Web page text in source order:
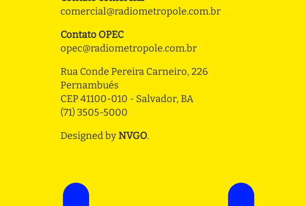
comercial@radiometropole.com.br
Contato OPEC
opec@radiometropole.com.br
Rua Conde Pereira Carneiro, 226
Pernambués
CEP 41100-010 - Salvador, BA
(71) 3505-5000
Designed by NVGO.